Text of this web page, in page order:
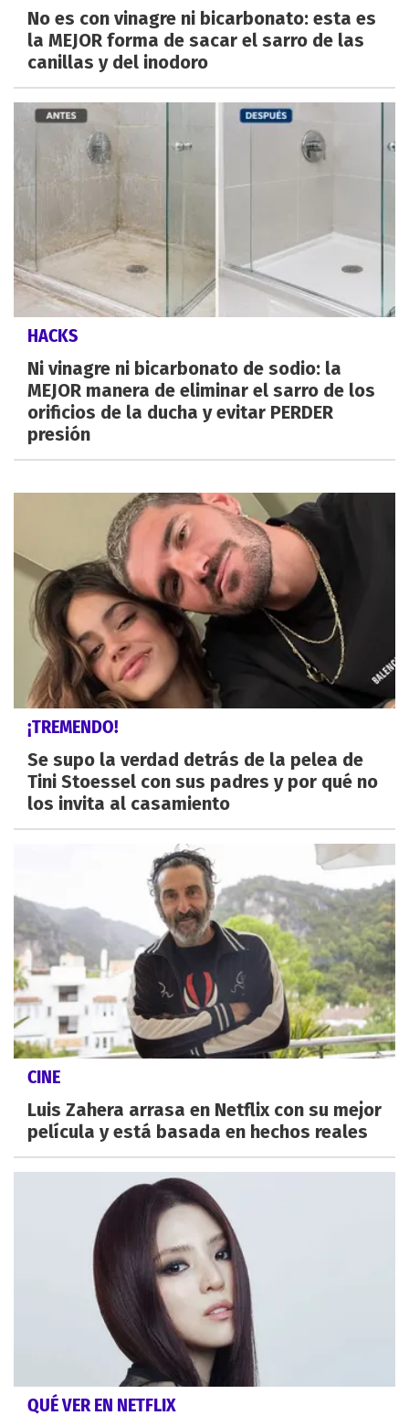
No es con vinagre ni bicarbonato: esta es
la MEJOR forma de sacar el sarro de las
canillas y del inodoro
HACKS
Ni vinagre ni bicarbonato de sodio: la
MEJOR manera de eliminar el sarro de los
orificios de la ducha y evitar PERDER
presión
¡TREMENDO!
Se supo la verdad detrás de la pelea de
Tini Stoessel con sus padres y por qué no
los invita al casamiento
CINE
Luis Zahera arrasa en Netflix con su mejor
película y está basada en hechos reales
QUÉ VER EN NETFLIX